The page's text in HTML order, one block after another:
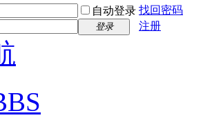
自动登录 找回密码
登录 注册